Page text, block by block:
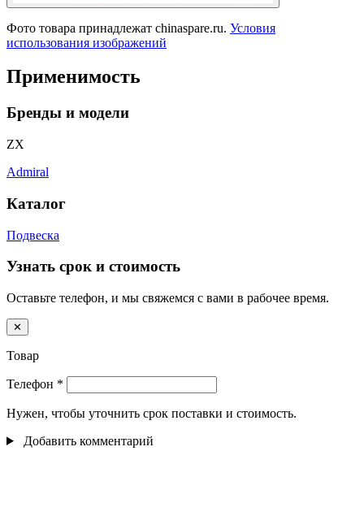
Фото товара принадлежат chinaspare.ru. Условия
использования изображений
Применимость
Бренды и модели
ZX
Admiral
Каталог
Подвеска
Узнать срок и стоимость
Оставьте телефон, и мы свяжемся с вами в рабочее время.
✕
Товар
Телефон *
Нужен, чтобы уточнить срок поставки и стоимость.
Добавить комментарий